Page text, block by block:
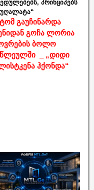
პრინციპებს
გაუჩინარდა
გოჩა ლორია
ბოლო
_ „დიდი
ჰქონდა“